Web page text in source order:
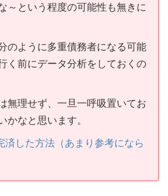
～という程度の可能性も無きに
のように多重債務者になる可能
く前にデータ分析をしておくの
無理せず、一旦一呼吸置いてお
かなと思います。
済した方法（あまり参考になら